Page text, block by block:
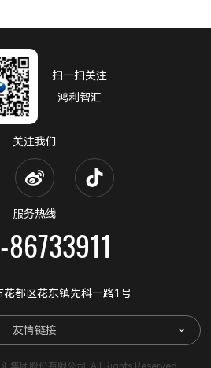
扫一扫关注
鸿利智汇
关注我们
服务热线
花都区花东镇先科一路1号
友情链接